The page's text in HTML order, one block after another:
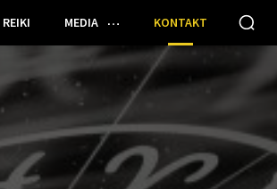
REIKI MEDIA KONTAKT